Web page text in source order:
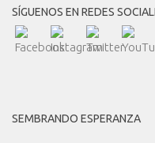
SÍGUENOS EN REDES
SEMBRANDO ESPERANZA